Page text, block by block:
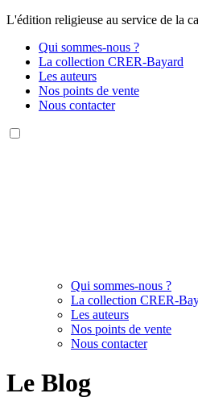
L'édition religieuse au service de la
Qui sommes-nous ?
La collection CRER-Bayard
Les auteurs
Nos points de vente
Nous contacter
Qui sommes-nous ?
La collection CRER-
Les auteurs
Nos points de vente
Nous contacter
Le Blog